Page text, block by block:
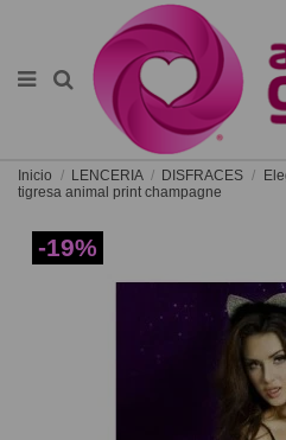
Inicio LENCERIA DISFRACES
tigresa animal print champagne
-19%